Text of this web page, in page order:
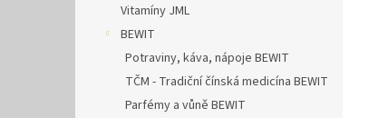
Vitamíny JML
BEWIT
Potraviny, káva, nápoje BEWIT
TČM - Tradiční čínská medicína BEWIT
Parfémy a vůně BEWIT